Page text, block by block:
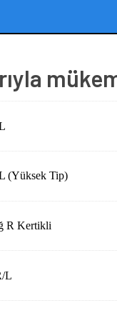
(Yüksek Tip)
R Kertikli
L